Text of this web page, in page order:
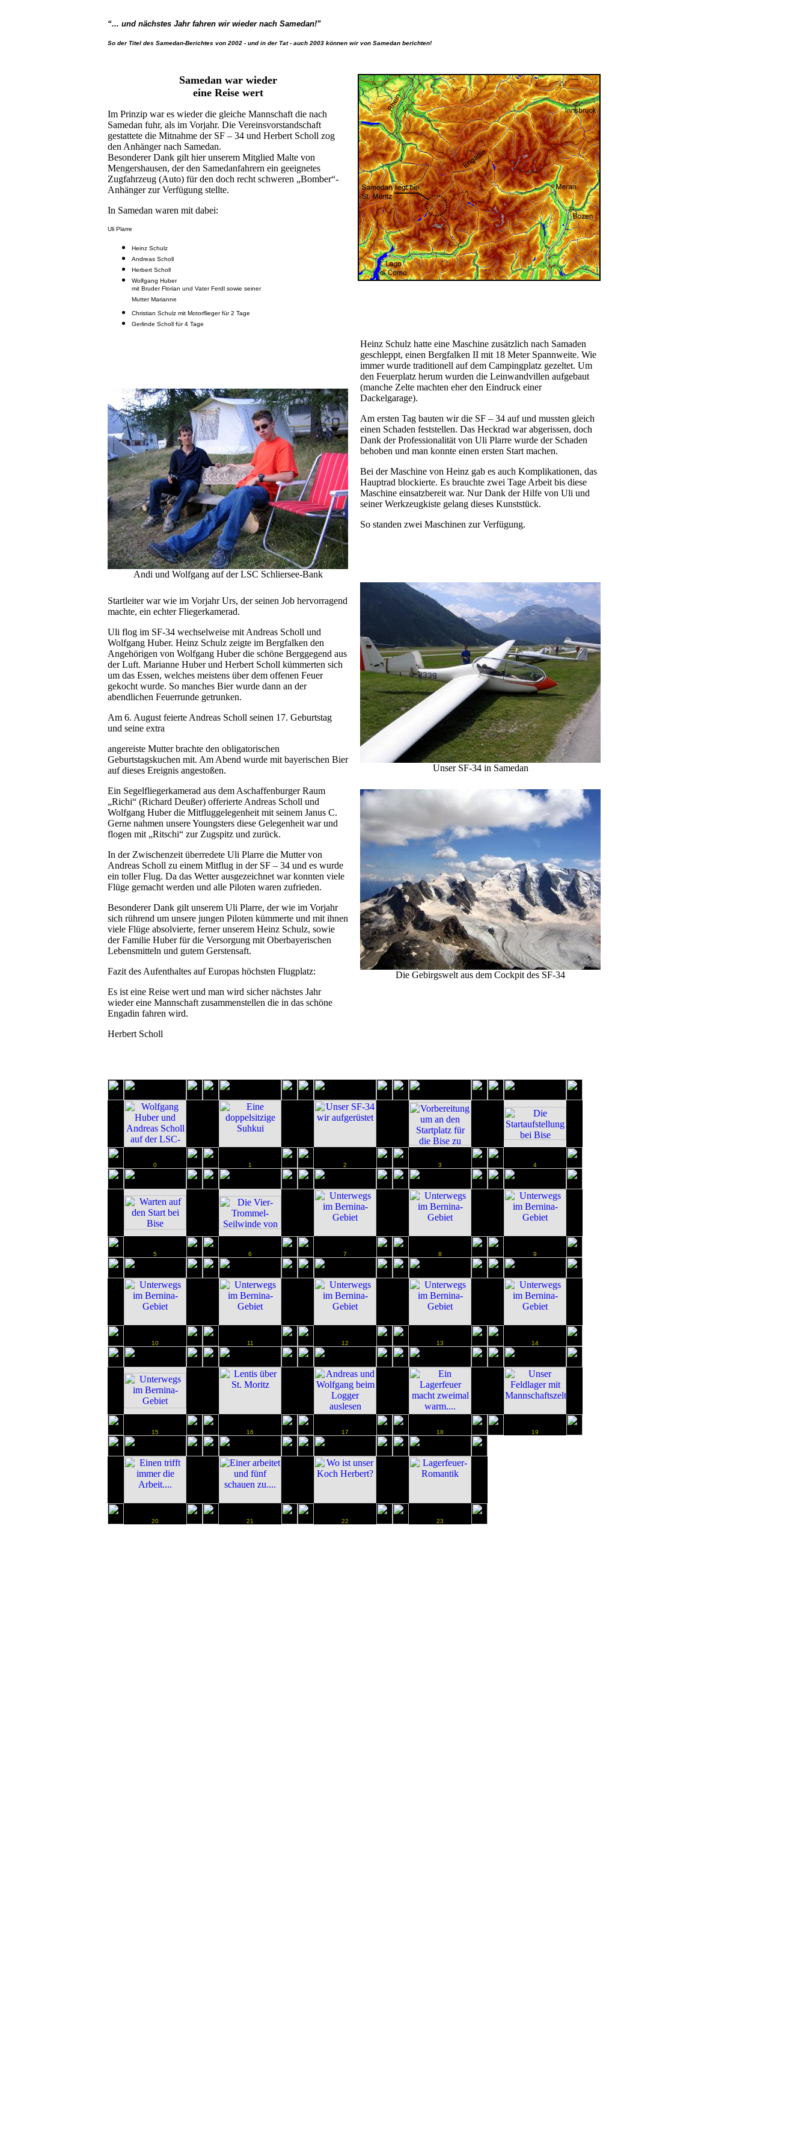
“... und nächstes Jahr fahren wir wieder nach Samedan!”
So der Titel des Samedan-Berichtes von 2002 - und in der Tat - auch 2003 können wir von Samedan berichten!
Samedan war wieder
eine Reise wert
Im Prinzip war es wieder die gleiche Mannschaft die nach
Samedan fuhr, als im Vorjahr. Die Vereinsvorstandschaft
gestattete die Mitnahme der SF – 34 und Herbert Scholl zog
den Anhänger nach Samedan.
Besonderer Dank gilt hier unserem Mitglied Malte von
Mengershausen, der den Samedanfahrern ein geeignetes
Zugfahrzeug (Auto) für den doch recht schweren „Bomber“-
Anhänger zur Verfügung stellte.
In Samedan waren mit dabei:
Uli Plarre
Heinz Schulz
Andreas Scholl
Herbert Scholl
Wolfgang Huber
mit Bruder Florian und Vater Ferdl sowie seiner
Mutter Marianne
Christian Schulz mit Motorflieger für 2 Tage
Gerlinde Scholl für 4 Tage
Andi und Wolfgang auf der LSC Schliersee-Bank
Startleiter war wie im Vorjahr Urs, der seinen Job hervorragend
machte, ein echter Fliegerkamerad.
Uli flog im SF-34 wechselweise mit Andreas Scholl und
Wolfgang Huber. Heinz Schulz zeigte im Bergfalken den
Angehörigen von Wolfgang Huber die schöne Berggegend aus
der Luft. Marianne Huber und Herbert Scholl kümmerten sich
um das Essen, welches meistens über dem offenen Feuer
gekocht wurde. So manches Bier wurde dann an der
abendlichen Feuerrunde getrunken.
Am 6. August feierte Andreas Scholl seinen 17. Geburtstag
und seine extra
angereiste Mutter brachte den obligatorischen
Geburtstagskuchen mit. Am Abend wurde mit bayerischen Bier
auf dieses Ereignis angestoßen.
Ein Segelfliegerkamerad aus dem Aschaffenburger Raum
„Richi“ (Richard Deußer) offerierte Andreas Scholl und
Wolfgang Huber die Mitfluggelegenheit mit seinem Janus C.
Gerne nahmen unsere Youngsters diese Gelegenheit war und
flogen mit „Ritschi“ zur Zugspitz und zurück.
In der Zwischenzeit überredete Uli Plarre die Mutter von
Andreas Scholl zu einem Mitflug in der SF – 34 und es wurde
ein toller Flug. Da das Wetter ausgezeichnet war konnten viele
Flüge gemacht werden und alle Piloten waren zufrieden.
Besonderer Dank gilt unserem Uli Plarre, der wie im Vorjahr
sich rührend um unsere jungen Piloten kümmerte und mit ihnen
viele Flüge absolvierte, ferner unserem Heinz Schulz, sowie
der Familie Huber für die Versorgung mit Oberbayerischen
Lebensmitteln und gutem Gerstensaft.
Fazit des Aufenthaltes auf Europas höchsten Flugplatz:
Es ist eine Reise wert und man wird sicher nächstes Jahr
wieder eine Mannschaft zusammenstellen die in das schöne
Engadin fahren wird.
Herbert Scholl
Heinz Schulz hatte eine Maschine zusätzlich nach Samaden
geschleppt, einen Bergfalken II mit 18 Meter Spannweite. Wie
immer wurde traditionell auf dem Campingplatz gezeltet. Um
den Feuerplatz herum wurden die Leinwandvillen aufgebaut
(manche Zelte machten eher den Eindruck einer
Dackelgarage).
Am ersten Tag bauten wir die SF – 34 auf und mussten gleich
einen Schaden feststellen. Das Heckrad war abgerissen, doch
Dank der Professionalität von Uli Plarre wurde der Schaden
behoben und man konnte einen ersten Start machen.
Bei der Maschine von Heinz gab es auch Komplikationen, das
Hauptrad blockierte. Es brauchte zwei Tage Arbeit bis diese
Maschine einsatzbereit war. Nur Dank der Hilfe von Uli und
seiner Werkzeugkiste gelang dieses Kunststück.
So standen zwei Maschinen zur Verfügung.
Unser SF-34 in Samedan
Die Gebirgswelt aus dem Cockpit des SF-34
0 1 2 3 4
5 6 7 8 9
10 11 12 13 14
15 16 17 18 19
20 21 22 23